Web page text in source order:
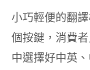
小巧輕便的翻
個按鍵，消費
中選擇好中英